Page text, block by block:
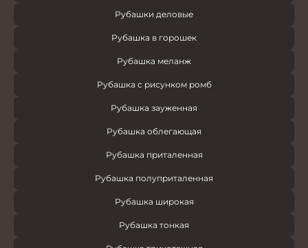
Рубашки деловые
Рубашка в горошек
Рубашка меланж
Рубашка с рисунком ромб
Рубашка зауженная
Рубашка облегающая
Рубашка приталенная
Рубашка полуприталенная
Рубашка широкая
Рубашка тонкая